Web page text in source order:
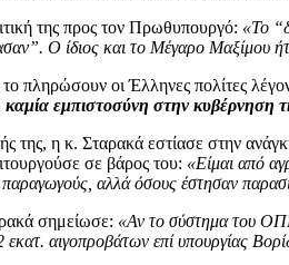
της προς τον Πρωθυπουργό: «Το
Ο ίδιος και το Μέγαρο Μαξίμου
πληρώσουν οι Έλληνες πολίτες
καμία εμπιστοσύνη στην κυβέρνηση
της, η κ. Σταρακά εστίασε στην
σε βάρος του: «Είμαι από
αλλά όσους έστησαν
σημείωσε: «Αν το σύστημα του
αιγοπροβάτων επί υπουργίας